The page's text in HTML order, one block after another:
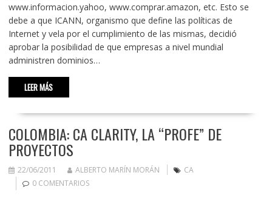
www.informacion.yahoo, www.comprar.amazon, etc. Esto se
debe a que ICANN, organismo que define las políticas de
Internet y vela por el cumplimiento de las mismas, decidió
aprobar la posibilidad de que empresas a nivel mundial
administren dominios…
LEER MÁS
COLOMBIA: CA CLARITY, LA “PROFE” DE
PROYECTOS
22/06/2011 ALBERTO MARÍN MORÁN
CA
0 COMENTARIOS